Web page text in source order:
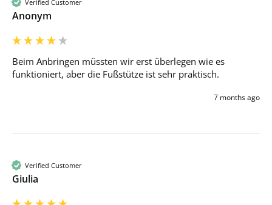
Verified Customer
Anonym
Beim Anbringen müssten wir erst überlegen wie es
funktioniert, aber die Fußstütze ist sehr praktisch.
7 months ago
Verified Customer
Giulia